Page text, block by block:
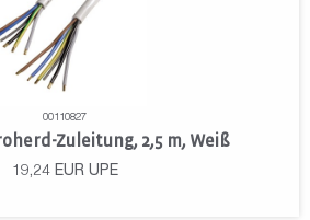
00110827
Zuleitung, 2,5 m, Weiß
19,24 EUR UPE